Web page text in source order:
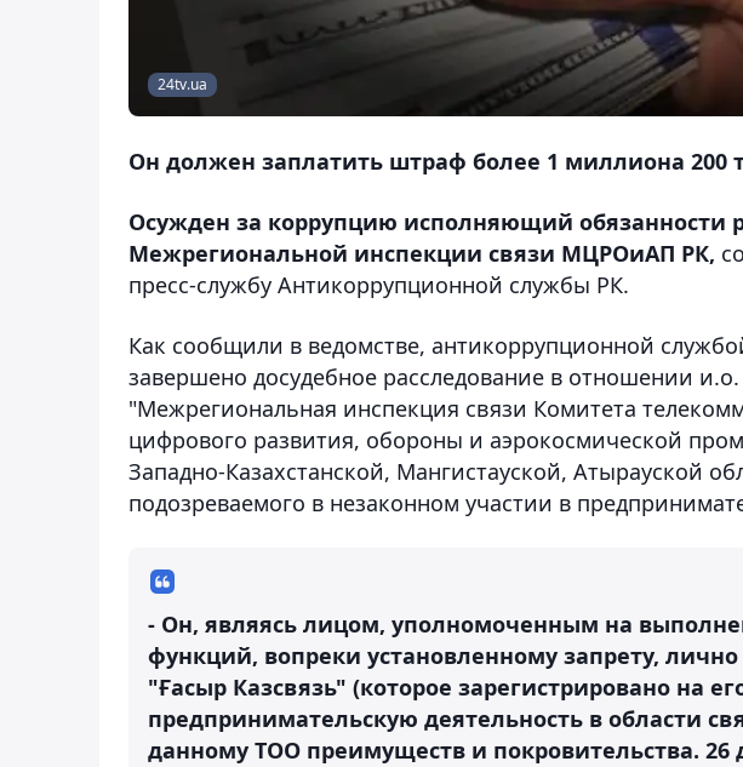
24tv.ua
Он должен заплатить штраф более 1 миллиона 200
Осужден за коррупцию исполняющий обязанности
Межрегиональной инспекции связи МЦРОиАП РК,
пресс-службу Антикоррупционной службы РК.
Как сообщили в ведомстве, антикоррупционной
завершено досудебное расследование в отношении
"Межрегиональная инспекция связи Комитета
цифрового развития, обороны и аэрокосмической
Западно-Казахстанской, Мангистауской, Атырауской
подозреваемого в незаконном участии в
- Он, являясь лицом, уполномоченным на
функций, вопреки установленному запрету,
"Ғасыр Казсвязь" (которое зарегистрировано на
предпринимательскую деятельность в области
данному ТОО преимуществ и покровительства. 26